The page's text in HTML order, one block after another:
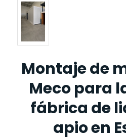
Montaje de
Meco para
fábrica de
apio en